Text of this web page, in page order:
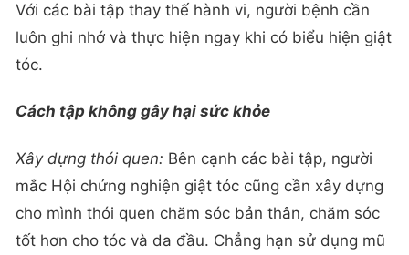
Với các bài tập thay thế hành vi, người bệnh cần
luôn ghi nhớ và thực hiện ngay khi có biểu hiện giật
tóc.
Cách tập không gây hại sức khỏe
Xây dựng thói quen: Bên cạnh các bài tập, người
mắc Hội chứng nghiện giật tóc cũng cần xây dựng
cho mình thói quen chăm sóc bản thân, chăm sóc
tốt hơn cho tóc và da đầu. Chẳng hạn sử dụng mũ